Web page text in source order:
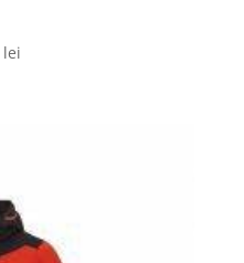
lei